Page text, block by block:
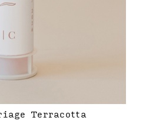
Terracotta